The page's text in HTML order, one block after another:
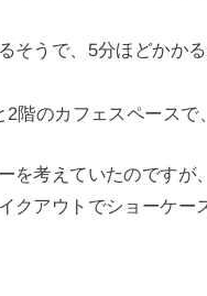
そうで、5分ほどかか
階のカフェスペースで
を考えていたのです
クアウトでショーケー